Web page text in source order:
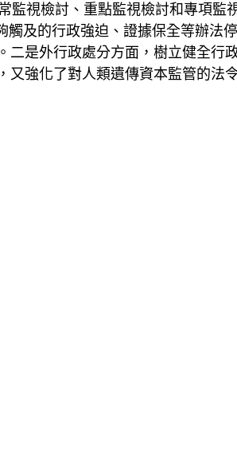
視檢討、重點監視檢討和專項監
觸及的行政強迫、證據保全等辦法
是外行政處分方面，樹立健全行
強化了對人類遺傳資本監管的法